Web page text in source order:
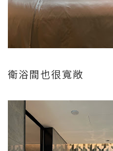
衛浴間也很寬敞